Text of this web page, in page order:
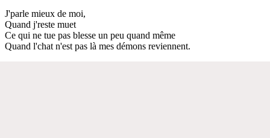
J'parle mieux de moi,
Quand j'reste muet
Ce qui ne tue pas blesse un peu quand même
Quand l'chat n'est pas là mes démons reviennent.